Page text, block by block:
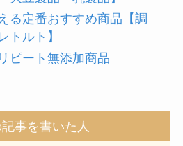
る定番おすすめ商品【調
トルト】
ピート無添加商品
事を書いた人